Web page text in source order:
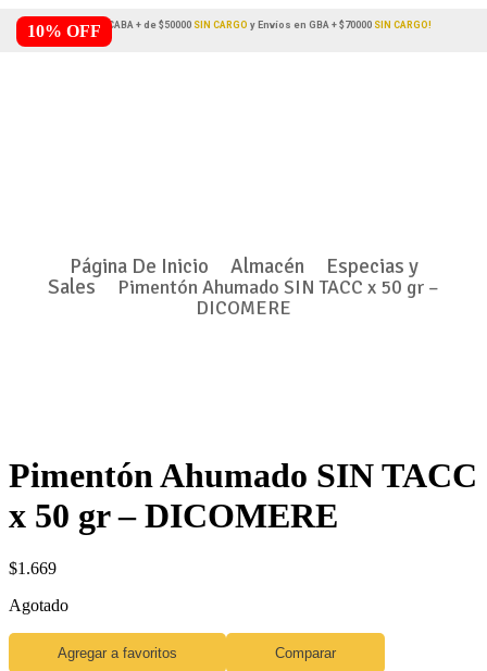
Envíos en CABA + de $50000SIN CARGO y Envíos en GBA + $70000 SIN CARGO!
Página De Inicio Almacén Especias y
Sales
Pimentón Ahumado SIN TACC x 50 gr –
DICOMERE
Pimentón Ahumado SIN TACC
x 50 gr – DICOMERE
$1.669
Agotado
Agregar a favoritos Comparar
10% OFF